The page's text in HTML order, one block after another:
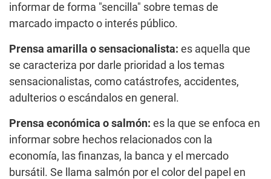
informar de forma "sencilla" sobre temas de
marcado impacto o interés público.
Prensa amarilla o sensacionalista: es aquella que
se caracteriza por darle prioridad a los temas
sensacionalistas, como catástrofes, accidentes,
adulterios o escándalos en general.
Prensa económica o salmón: es la que se enfoca en
informar sobre hechos relacionados con la
economía, las finanzas, la banca y el mercado
bursátil. Se llama salmón por el color del papel en